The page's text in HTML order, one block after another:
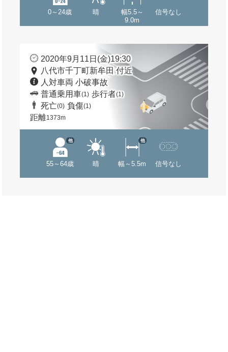
0～24歳 晴
幅5.5～
9.0m
信号なし
2020年9月11日(金)19:30
八代市千丁町新牟田 付近
人対車両 小破事故
普通乗用車(1) 歩行者(1)
死亡(0) 負傷(1)
距離1373m
55～64歳
他
晴 幅～5.5m
他
信号なし